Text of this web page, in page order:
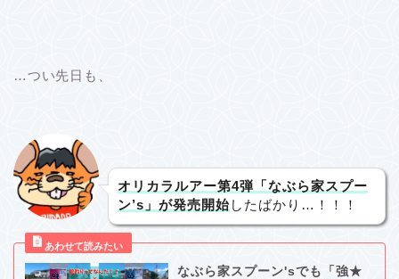
…つい先日も、
オリカラルアー第4弾「なぶら家スプー
ン’s」が発売開始 したばかり…！！！
なぶら家スプーン'sでも「強★